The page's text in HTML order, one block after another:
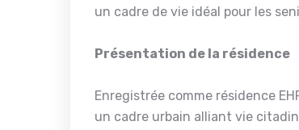
un cadre de vie idéal pour les
Présentation de la résidence
Enregistrée comme résidence
un cadre urbain alliant vie